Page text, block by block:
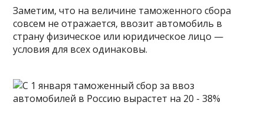
Заметим, что на величине таможенного сбора
совсем не отражается, ввозит автомобиль в
страну физическое или юридическое лицо —
условия для всех одинаковы.